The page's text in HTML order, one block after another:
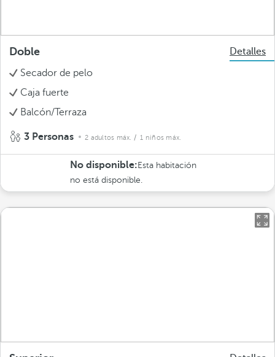
Doble
Detalles
Secador de pelo
Caja fuerte
Balcón/Terraza
3 Personas 2 adultos máx. / 1 niños máx.
No disponible: Esta habitación
no está disponible.